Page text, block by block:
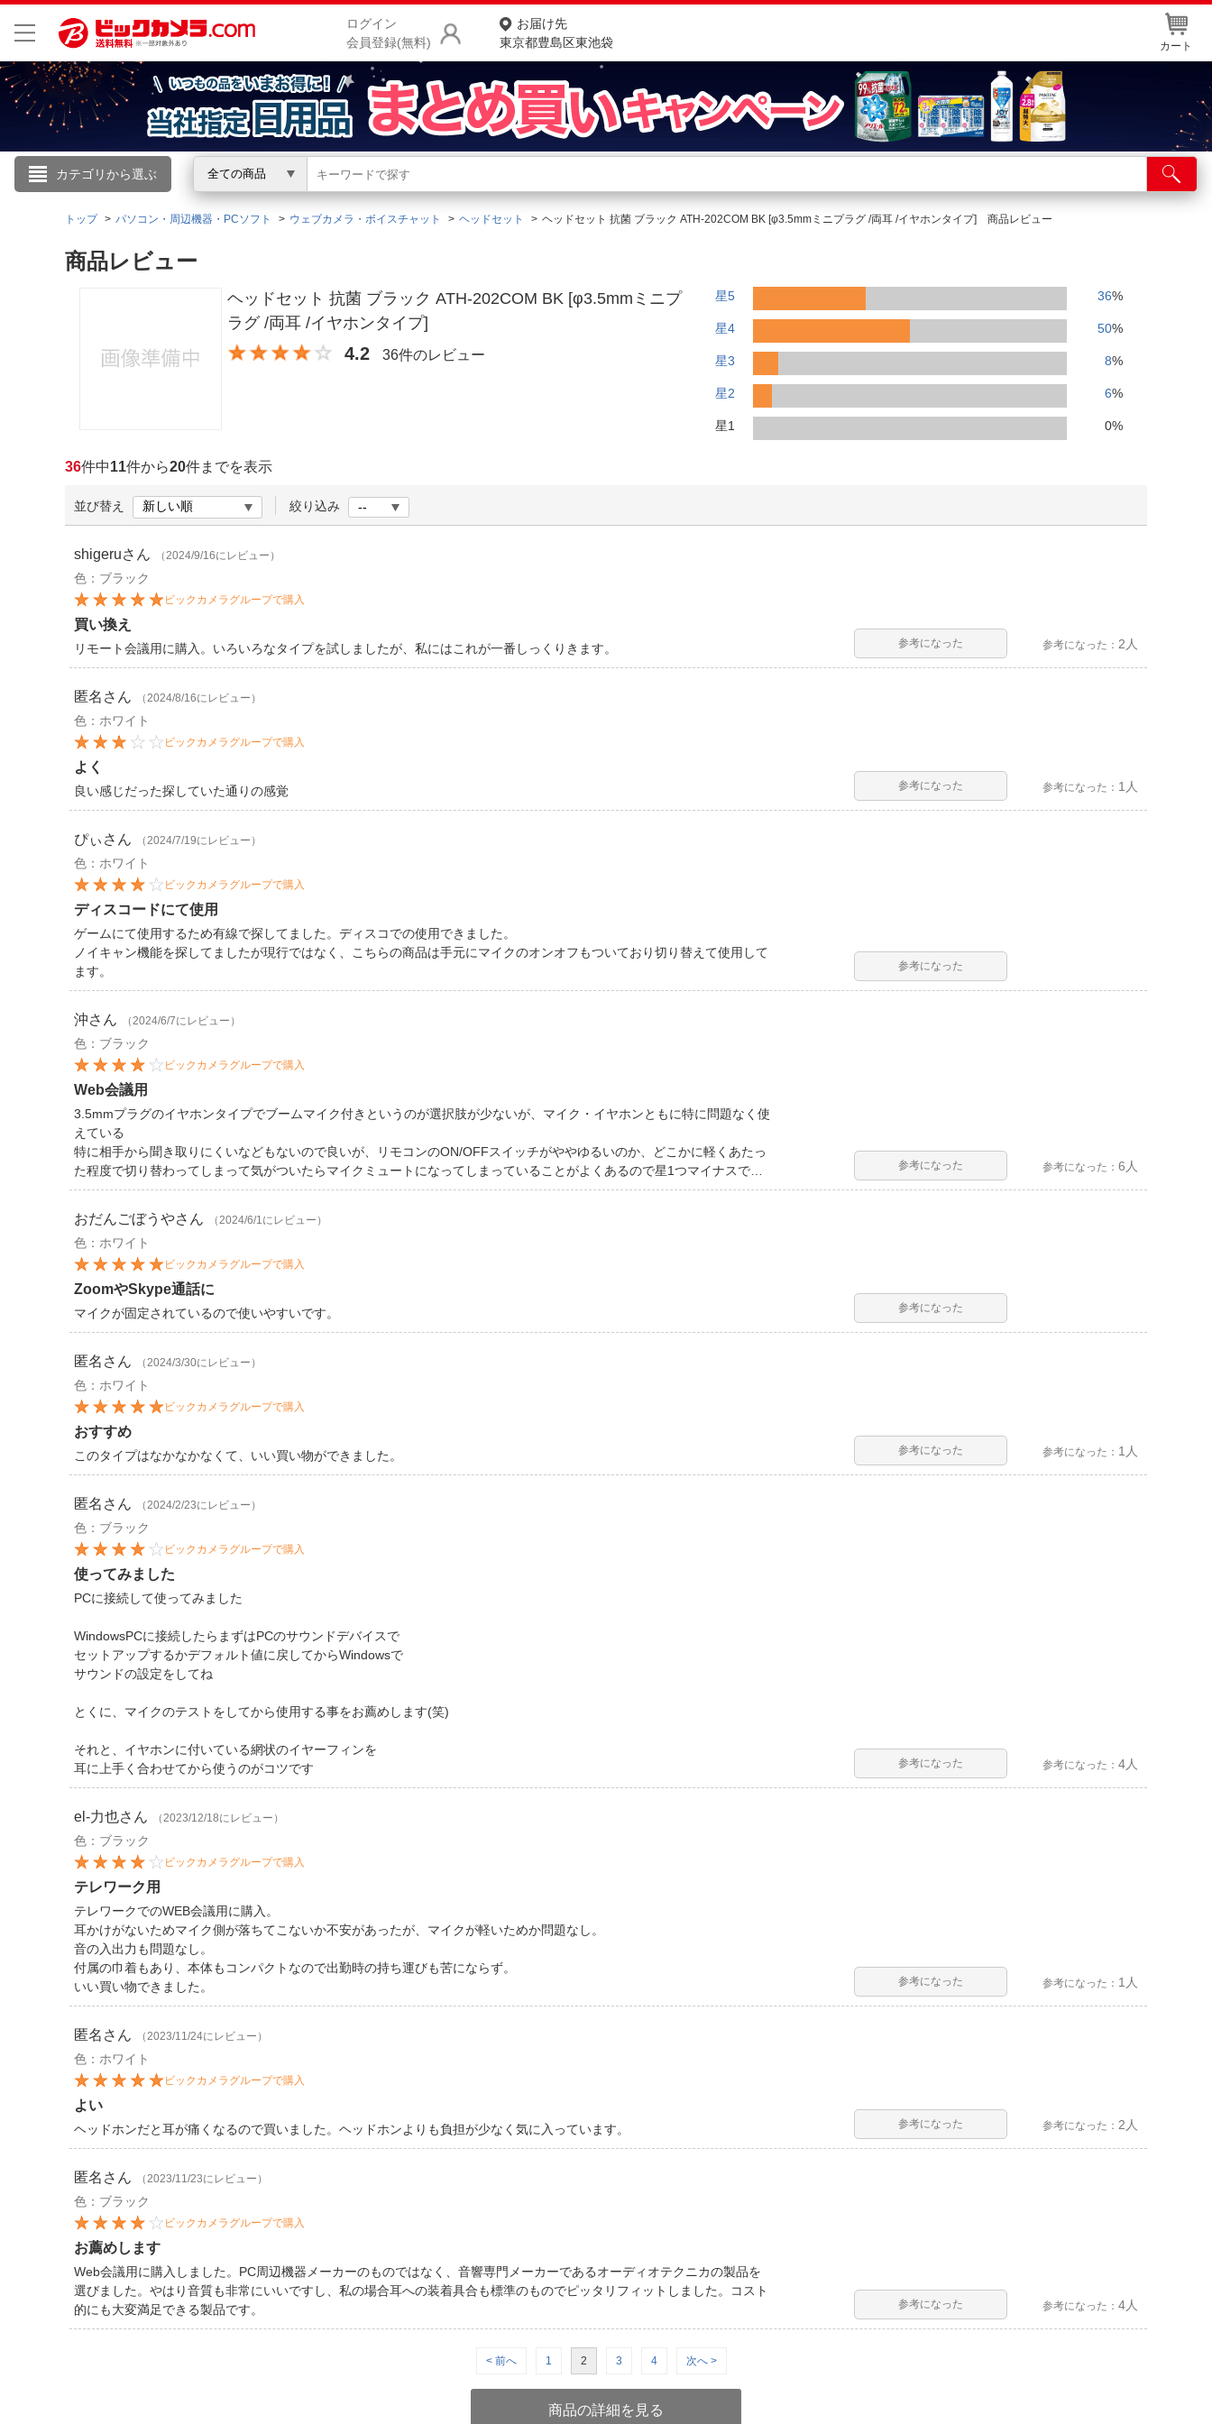
ログイン
会員登録(無料)
お届け先
東京都豊島区東池袋
カート
カテゴリから選ぶ 全ての商品
こんにちは
ログイン
新規会員登録
お買いもの履歴
お知らせ
商品をさがす
ランキングからさがす
店舗サービス
ネット取り置き
法人窓口
IR情報
トップ パソコン・周辺機器・PCソフト ウェブカメラ・ボイスチャット ヘッドセット ヘッドセット 抗菌 ブラック ATH-202COM BK [φ3.5mmミニプラグ /両耳 /イヤホンタイプ] 商品レビュー
商品レビュー
ヘッドセット 抗菌 ブラック ATH-202COM BK [φ3.5mmミニプ
ラグ /両耳 /イヤホンタイプ]
4.2 36件のレビュー
星5 36%
星4 50%
星3 8%
星2 6%
星1 0%
36件中11件から20件までを表示
並び替え 絞り込み
shigeruさん （2024/9/16にレビュー）
色：ブラック
ビックカメラグループで購入
買い換え
リモート会議用に購入。いろいろなタイプを試しましたが、私にはこれが一番しっくりきます。 参考になった 参考になった： 2人
匿名 さん （2024/8/16にレビュー）
色：ホワイト
ビックカメラグループで購入
よく
良い感じだった探していた通りの感覚 参考になった 参考になった： 1人
ぴぃ さん （2024/7/19にレビュー）
色：ホワイト
ビックカメラグループで購入
ディスコードにて使用
ゲームにて使用するため有線で探してました。ディスコでの使用できました。
ノイキャン機能を探してましたが現行ではなく、こちらの商品は手元にマイクのオンオフもついており切り替えて使用して
ます。
参考になった
沖さん （2024/6/7にレビュー）
色：ブラック
ビックカメラグループで購入
Web会議用
3.5mmプラグのイヤホンタイプでブームマイク付きというのが選択肢が少ないが、マイク・イヤホンともに特に問題なく使
えている
特に相手から聞き取りにくいなどもないので良いが、リモコンのON/OFFスイッチがややゆるいのか、どこかに軽くあたっ
た程度で切り替わってしまって気がついたらマイクミュートになってしまっていることがよくあるので星1つマイナスで…
参考になった 参考になった： 6人
おだんごぼうやさん （2024/6/1にレビュー）
色：ホワイト
ビックカメラグループで購入
ZoomやSkype通話に
マイクが固定されているので使いやすいです。 参考になった
匿名 さん （2024/3/30にレビュー）
色：ホワイト
ビックカメラグループで購入
おすすめ
このタイプはなかなかなくて、いい買い物ができました。 参考になった 参考になった： 1人
匿名 さん （2024/2/23にレビュー）
色：ブラック
ビックカメラグループで購入
使ってみました
PCに接続して使ってみました
WindowsPCに接続したらまずはPCのサウンドデバイスで
セットアップするかデフォルト値に戻してからWindowsで
サウンドの設定をしてね
とくに、マイクのテストをしてから使用する事をお薦めします(笑)
それと、イヤホンに付いている網状のイヤーフィンを
耳に上手く合わせてから使うのがコツです
参考になった 参考になった： 4人
el-力也さん （2023/12/18にレビュー）
色：ブラック
ビックカメラグループで購入
テレワーク用
テレワークでのWEB会議用に購入。
耳かけがないためマイク側が落ちてこないか不安があったが、マイクが軽いためか問題なし。
音の入出力も問題なし。
付属の巾着もあり、本体もコンパクトなので出勤時の持ち運びも苦にならず。
いい買い物できました。
参考になった 参考になった： 1人
匿名 さん （2023/11/24にレビュー）
色：ホワイト
ビックカメラグループで購入
よい
ヘッドホンだと耳が痛くなるので買いました。ヘッドホンよりも負担が少なく気に入っています。 参考になった 参考になった： 2人
匿名 さん （2023/11/23にレビュー）
色：ブラック
ビックカメラグループで購入
お薦めします
Web会議用に購入しました。PC周辺機器メーカーのものではなく、音響専門メーカーであるオーディオテクニカの製品を
選びました。やはり音質も非常にいいですし、私の場合耳への装着具合も標準のものでピッタリフィットしました。コスト
的にも大変満足できる製品です。
参考になった 参考になった： 4人
< 前へ 1 2 3 4 次へ >
商品の詳細を見る